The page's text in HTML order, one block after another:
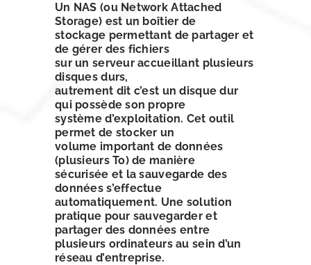
Un NAS (ou Network Attached
Storage) est un boîtier de
stockage permettant de partager et
de gérer des fichiers
sur un serveur accueillant plusieurs
disques durs,
autrement dit c’est un disque dur
qui possède son propre
système d’exploitation. Cet outil
permet de stocker un
volume important de données
(plusieurs To) de manière
sécurisée et la sauvegarde des
données s’effectue
automatiquement. Une solution
pratique pour sauvegarder et
partager des données entre
plusieurs ordinateurs au sein d’un
réseau d’entreprise.